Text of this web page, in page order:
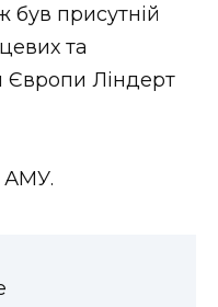
був присутній
та
Європи Ліндерт
АМУ.